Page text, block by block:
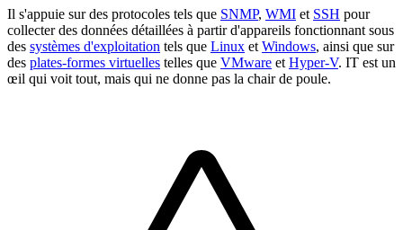
Il s'appuie sur des protocoles tels que SNMP, WMI et SSH pour
collecter des données détaillées à partir d'appareils fonctionnant sous
des systèmes d'exploitation tels que Linux etWindows, ainsi que sur
des plates-formes virtuelles telles que VMware etHyper-V. IT est un
œil qui voit tout, mais qui ne donne pas la chair de poule.